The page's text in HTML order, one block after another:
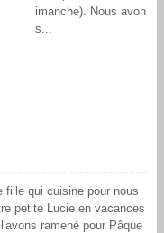
imanche). Nous avon
s...
fille qui cuisine pour nous
petite Lucie en vacances
ramené pour Pâque